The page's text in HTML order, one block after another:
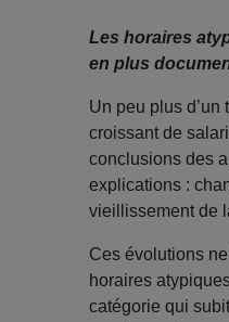
Les horaires
en plus
Un peu plus
croissant de
conclusions des
explications :
vieillissement de
Ces évolutions
horaires
catégorie qui